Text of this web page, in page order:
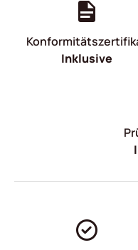
Inklusive